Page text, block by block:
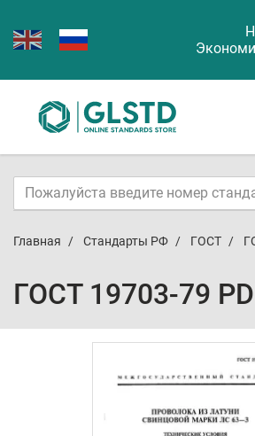
Главная Стандарты РФ ГОСТ
ГОСТ 19703-79